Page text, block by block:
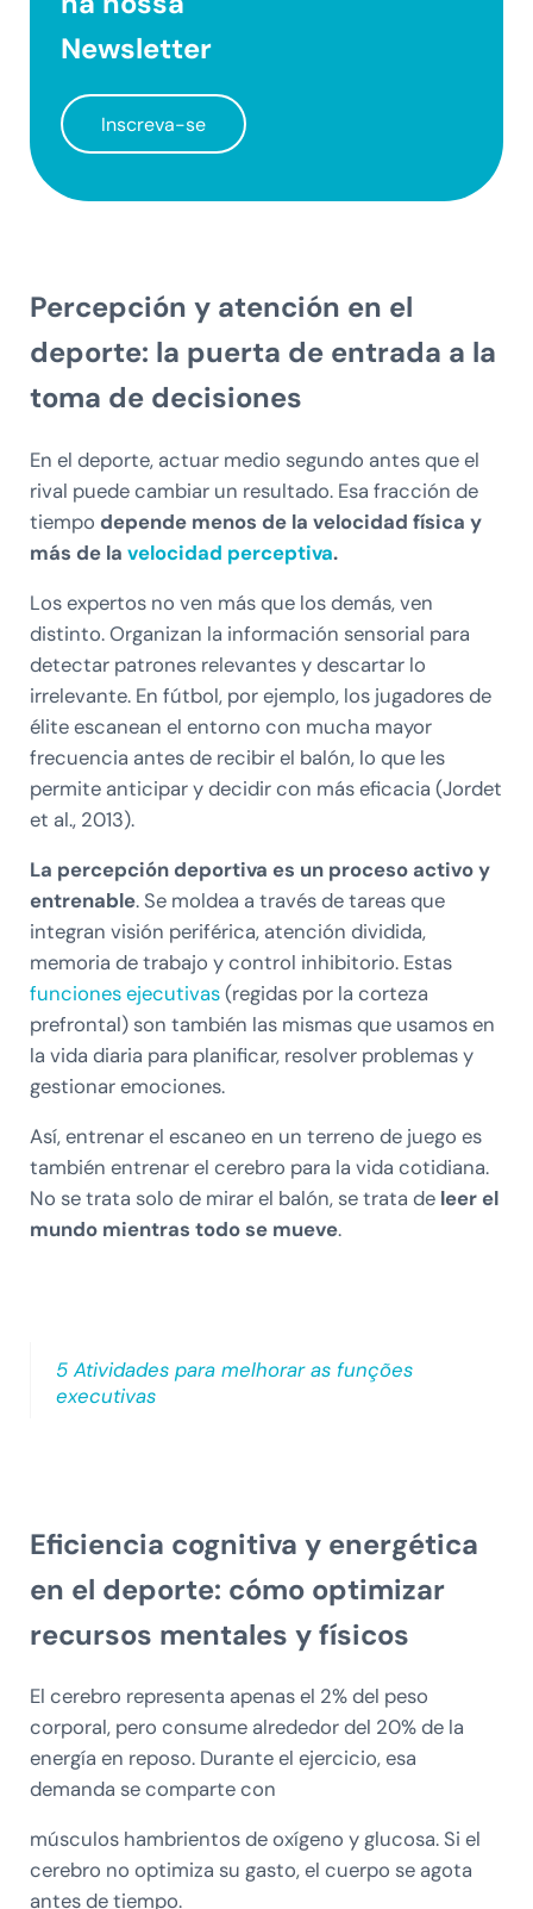
Newsletter
Inscreva-se
Percepción y atención en el
deporte: la puerta de entrada a la
toma de decisiones
En el deporte, actuar medio segundo antes que el
rival puede cambiar un resultado. Esa fracción de
tiempo depende menos de la velocidad física y
más de la velocidad perceptiva.
Los expertos no ven más que los demás,ven
distinto. Organizan la información sensorial para
detectar patrones relevantes y descartar lo
irrelevante. En fútbol, por ejemplo, los jugadores de
élite escanean el entorno con mucha mayor
frecuencia antes de recibir el balón, lo que les
permite anticipar y decidir con más eficacia (Jordet
et al., 2013).
La percepción deportiva es un proceso activo y
entrenable. Se moldea a través de tareas que
integran visión periférica, atención dividida,
memoria de trabajo y control inhibitorio. Estas
funciones ejecutivas(regidas por la corteza
prefrontal) son también las mismas que usamos en
la vida diaria para planificar, resolver problemas y
gestionar emociones.
Así, entrenar el escaneo en un terreno de juego es
también entrenar el cerebro para la vida cotidiana.
No se trata solo de mirar el balón, se trata de leer el
mundo mientras todo se mueve.
5 Atividades para melhorar as funções
executivas
Eficiencia cognitiva y energética
en el deporte: cómo optimizar
recursos mentales y físicos
El cerebro representa apenas el 2% del peso
corporal, pero consume alrededor del 20% de la
energía en reposo. Durante el ejercicio, esa
demanda se comparte con
músculos hambrientos de oxígeno y glucosa. Si el
cerebro no optimiza su gasto, el cuerpo se agota
antes de tiempo.